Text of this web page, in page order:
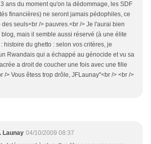
ans du moment qu'on la dédommage, les SDF
financières) ne seront jamais pédophiles, ce
des seuls<br /> pauvres.<br /> Je l'aurai bien
blog, mais il semble aussi réservé (à une élite
: histoire du ghetto : selon vos critères, je
Rwandais qui a échappé au génocide et vu sa
a droit de coucher une fois avec une fille
/> Vous êtess trop drôle, JFLaunay"<br /> <br />
Launay 04/10/2009 08:37